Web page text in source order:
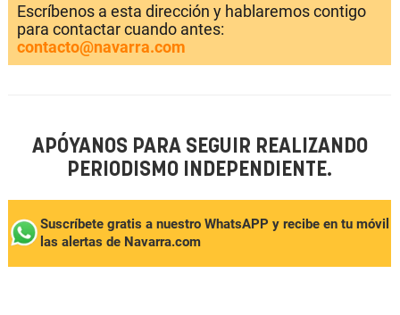
Escríbenos a esta dirección y hablaremos contigo
para contactar cuando antes:
contacto@navarra.com
APÓYANOS PARA SEGUIR REALIZANDO
PERIODISMO INDEPENDIENTE.
Suscríbete gratis a nuestro WhatsAPP y recibe en tu móvil
las alertas de Navarra.com